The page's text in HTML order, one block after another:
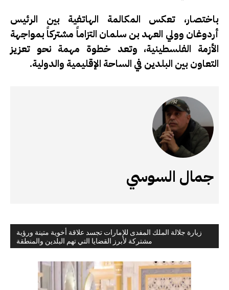
زيارة جلالة الملك المفدى للإمارات تجسد علاقة أخوية متينة ورؤية
مشتركة لأبرز القضايا التي تهم البلدين والمنطقة
باختصار، تعكس المكالمة الهاتفية بين الرئيس
أردوغان وولي العهد بن سلمان التزاماً مشتركاً بمواجهة
الأزمة الفلسطينية، وتعد خطوة مهمة نحو تعزيز
التعاون بين البلدين في الساحة الإقليمية والدولية.
جمال السوسي